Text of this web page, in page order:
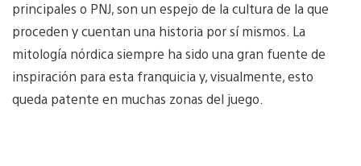
principales o PNJ, son un espejo de la cultura de la que
proceden y cuentan una historia por sí mismos. La
mitología nórdica siempre ha sido una gran fuente de
inspiración para esta franquicia y, visualmente, esto
queda patente en muchas zonas del juego.